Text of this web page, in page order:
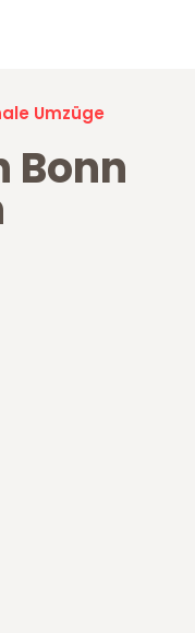
Umzüge
Bonn